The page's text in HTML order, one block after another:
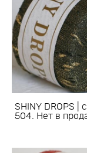
SHINY DROPS |
504. Нет в